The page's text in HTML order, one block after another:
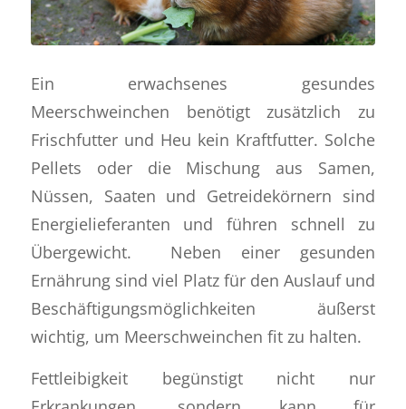
Ein erwachsenes gesundes
Meerschweinchen benötigt zusätzlich zu
Frischfutter und Heu kein Kraftfutter. Solche
Pellets oder die Mischung aus Samen,
Nüssen, Saaten und Getreidekörnern sind
Energielieferanten und führen schnell zu
Übergewicht. Neben einer gesunden
Ernährung sind viel Platz für den Auslauf und
Beschäftigungsmöglichkeiten äußerst
wichtig, um Meerschweinchen fit zu halten.
Fettleibigkeit begünstigt nicht nur